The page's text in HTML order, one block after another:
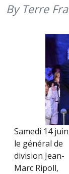
By Terre
Samedi 14
le général de
division Jean-
Marc Ripoll,